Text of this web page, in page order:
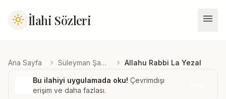
light_mode İlahi Sözleri menu
Ana Sayfa chevron_right Süleyman Şahintürk chevron_right Allahu Rabbi La Yezal
Bu ilahiyi uygulamada oku! Çevrimdışı
erişim ve daha fazlası.